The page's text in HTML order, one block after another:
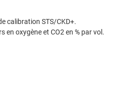
calibration STS/CKD+.
en oxygène et CO2 en % par vol.